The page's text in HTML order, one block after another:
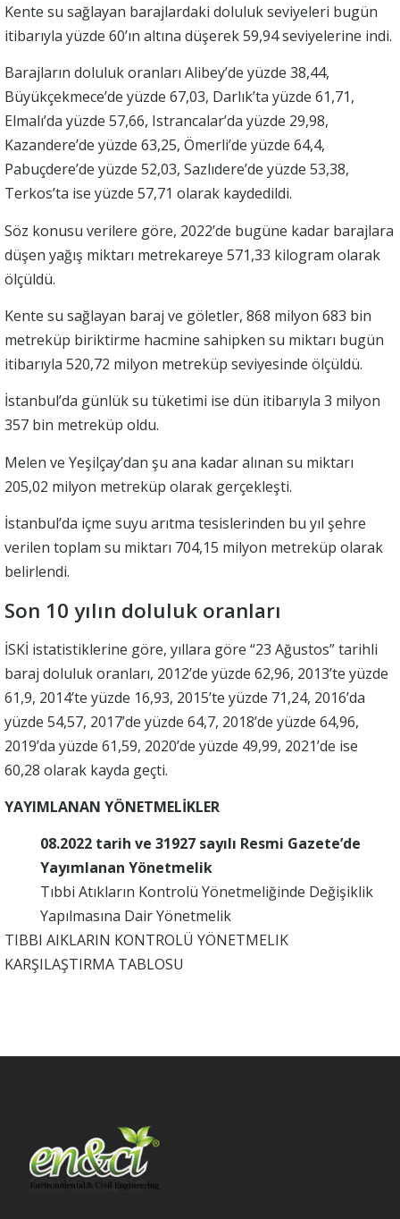
Kente su sağlayan barajlardaki doluluk seviyeleri bugün
itibarıyla yüzde 60’ın altına düşerek 59,94 seviyelerine indi.
Barajların doluluk oranları Alibey’de yüzde 38,44,
Büyükçekmece’de yüzde 67,03, Darlık’ta yüzde 61,71,
Elmalı’da yüzde 57,66, Istrancalar’da yüzde 29,98,
Kazandere’de yüzde 63,25, Ömerli’de yüzde 64,4,
Pabuçdere’de yüzde 52,03, Sazlıdere’de yüzde 53,38,
Terkos’ta ise yüzde 57,71 olarak kaydedildi.
Söz konusu verilere göre, 2022’de bugüne kadar barajlara
düşen yağış miktarı metrekareye 571,33 kilogram olarak
ölçüldü.
Kente su sağlayan baraj ve göletler, 868 milyon 683 bin
metreküp biriktirme hacmine sahipken su miktarı bugün
itibarıyla 520,72 milyon metreküp seviyesinde ölçüldü.
İstanbul’da günlük su tüketimi ise dün itibarıyla 3 milyon
357 bin metreküp oldu.
Melen ve Yeşilçay’dan şu ana kadar alınan su miktarı
205,02 milyon metreküp olarak gerçekleşti.
İstanbul’da içme suyu arıtma tesislerinden bu yıl şehre
verilen toplam su miktarı 704,15 milyon metreküp olarak
belirlendi.
Son 10 yılın doluluk oranları
İSKİ istatistiklerine göre, yıllara göre “23 Ağustos” tarihli
baraj doluluk oranları, 2012’de yüzde 62,96, 2013’te yüzde
61,9, 2014’te yüzde 16,93, 2015’te yüzde 71,24, 2016’da
yüzde 54,57, 2017’de yüzde 64,7, 2018’de yüzde 64,96,
2019’da yüzde 61,59, 2020’de yüzde 49,99, 2021’de ise
60,28 olarak kayda geçti.
YAYIMLANAN YÖNETMELİKLER
08.2022 tarih ve 31927 sayılı Resmi Gazete’de
Yayımlanan Yönetmelik
Tıbbi Atıkların Kontrolü Yönetmeliğinde Değişiklik
Yapılmasına Dair Yönetmelik
TIBBI AIKLARIN KONTROLÜ YÖNETMELIK
KARŞILAŞTIRMA TABLOSU